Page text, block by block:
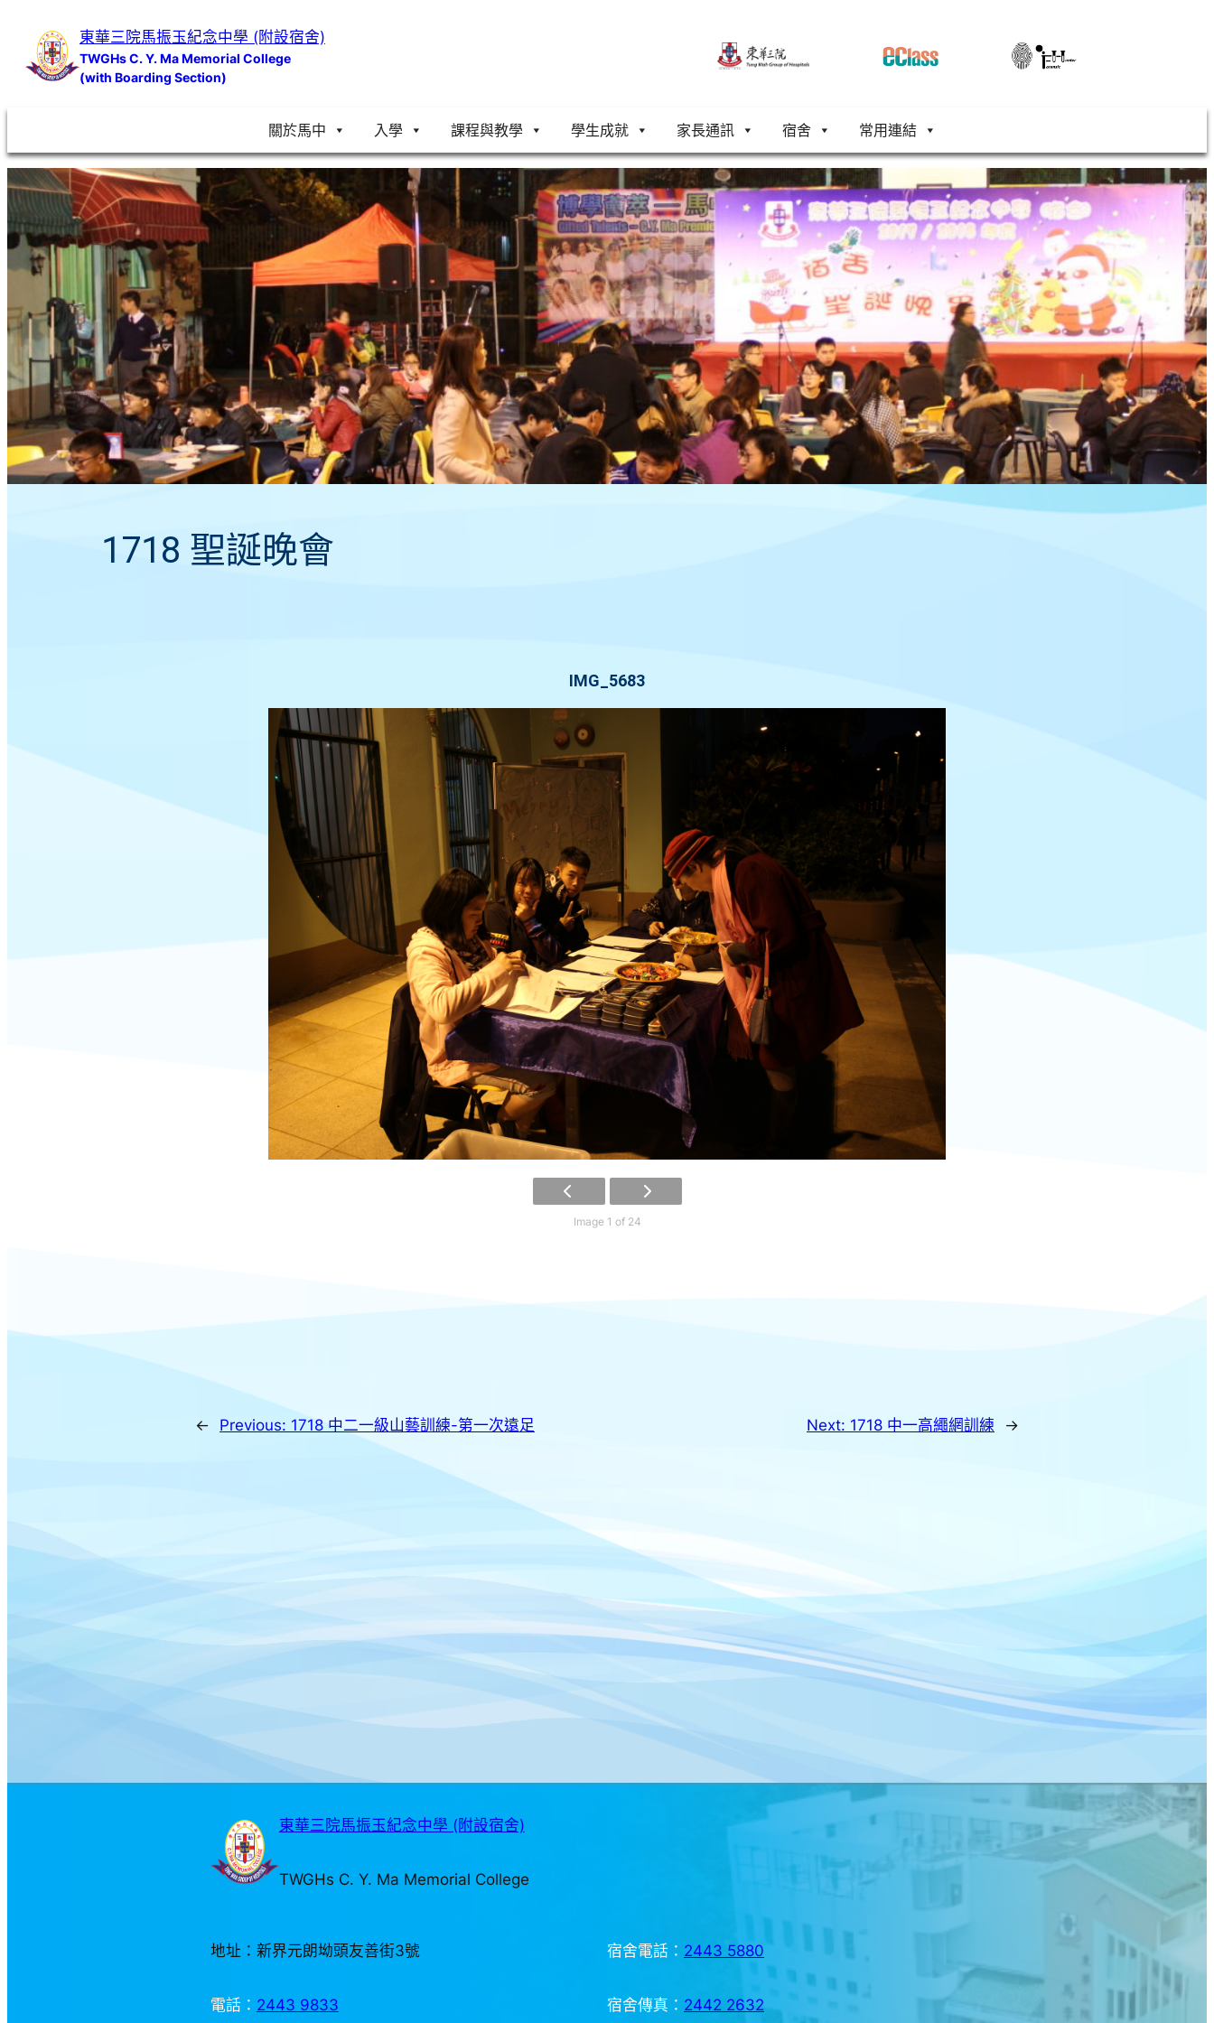
內
東華三院馬振玉紀念中學 (附設宿舍)
TWGHs C. Y. Ma Memorial College
(with Boarding Section)
關於馬中 入學 課程與教學 學生成就 家長通訊 宿舍 常用連結
1718 聖誕晚會
IMG_5683
Image 1 of 24
← Previous: 1718 中二一級山藝訓練-第一次遠足 Next: 1718 中一高繩網訓練 →
東華三院馬振玉紀念中學 (附設宿舍)
TWGHs C. Y. Ma Memorial College
地址：新界元朗坳頭友善街3號
電話： 2443 9833
宿舍電話： 2443 5880
宿舍傳真： 2442 2632